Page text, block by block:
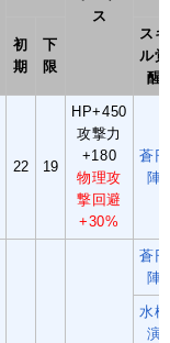
ス
初
期
下
限
スキ
ル覚
醒
22 19
HP+450
攻撃力
+180
物理攻
撃回避
+30%
蒼円
陣
蒼円
陣
水槍
演